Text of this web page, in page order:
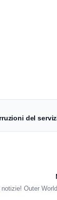
del
Outer